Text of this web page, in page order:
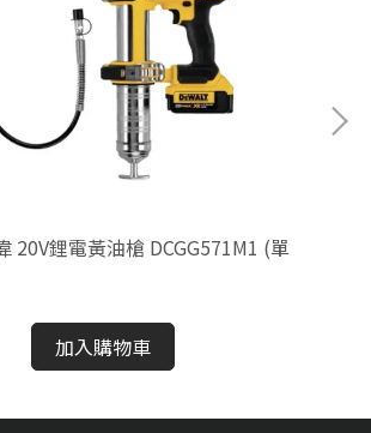
20V鋰電黃油槍 DCGG571M1 (單
加入購物車